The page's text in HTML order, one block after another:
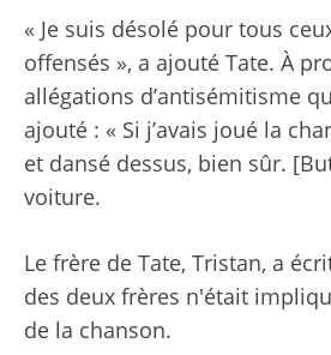
« Je suis désolé pour tous
offensés », a ajouté Tate. À
allégations d’antisémitisme
ajouté : « Si j’avais joué la
et dansé dessus, bien sûr.
voiture.
Le frère de Tate, Tristan, a
des deux frères n'était
de la chanson.